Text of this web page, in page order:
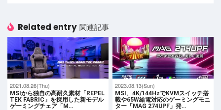
Related entry 関連記事
2021.08.26(Thu)
MSIから独自の高耐久素材「REPEL
TEK FABRIC」を採用した新モデル
ゲーミングチェア「M…
2023.08.13(Sun)
MSI、4K/144HzでKVMスイッチ搭
載や65W給電対応のゲーミングモニ
ター「MAG 274UPF」発…